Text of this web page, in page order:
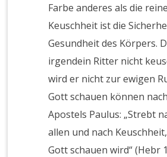
Farbe anderes als die
Keuschheit ist die
Gesundheit des Körpers.
irgendein Ritter nicht
wird er nicht zur ewigen
Gott schauen können
Apostels Paulus: „Strebt
allen und nach
Gott schauen wird“ (Hebr